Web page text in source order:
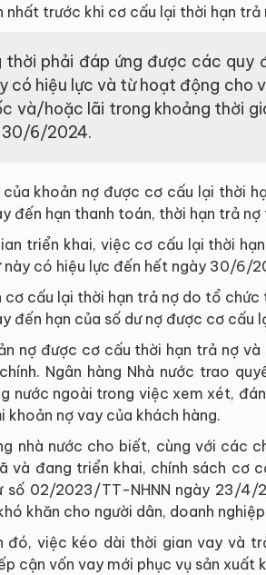
nhất trước khi cơ cấu lại thời hạn
thời phải đáp ứng được các quy
có hiệu lực và từ hoạt động cho
và/hoặc lãi trong khoảng thời
30/6/2024.
của khoản nợ được cơ cấu lại thời
đến hạn thanh toán, thời hạn trả
triển khai, việc cơ cấu lại thời
này có hiệu lực đến hết ngày 30/6/
cơ cấu lại thời hạn trả nợ do tổ chức
đến hạn của số dư nợ được cơ cấu
nợ được cơ cấu thời hạn trả nợ
Ngân hàng Nhà nước trao
nước ngoài trong việc xem xét,
khoản nợ vay của khách hàng.
nhà nước cho biết, cùng với các
và đang triển khai, chính sách cơ
số 02/2023/TT-NHNN ngày 23/4/
khăn cho người dân, doanh
đó, việc kéo dài thời gian vay và
cận vốn vay mới phục vụ sản xuất